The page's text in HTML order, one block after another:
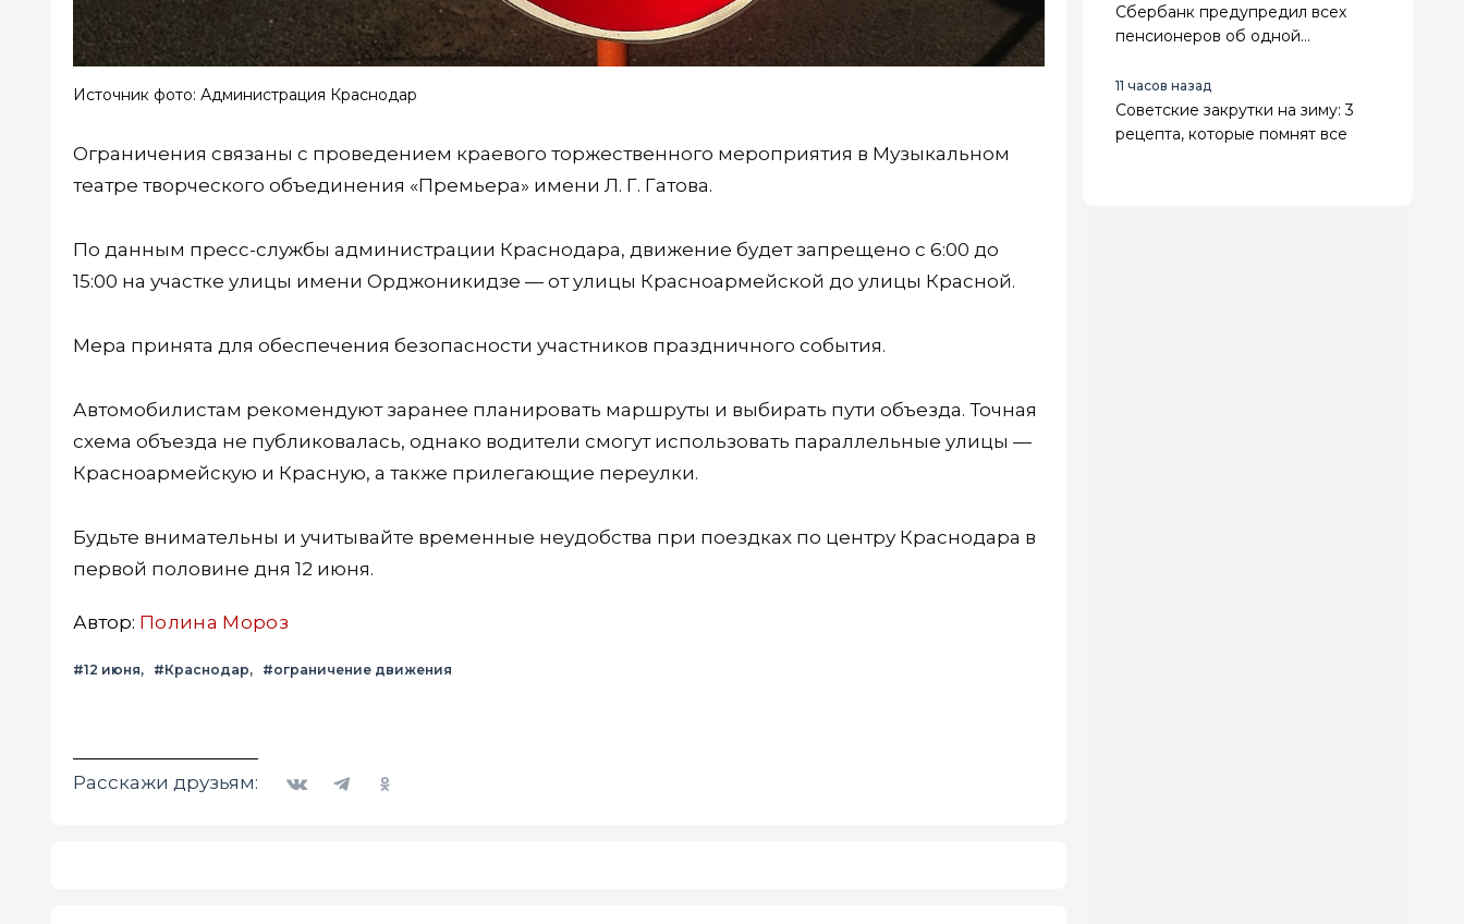
Источник фото: Администрация Краснодар
Ограничения связаны с проведением краевого торжественного мероприятия в Музыкальном
театре творческого объединения «Премьера» имени Л. Г. Гатова.
По данным пресс-службы администрации Краснодара, движение будет запрещено с 6:00 до
15:00 на участке улицы имени Орджоникидзе — от улицы Красноармейской до улицы Красной.
Мера принята для обеспечения безопасности участников праздничного события.
Автомобилистам рекомендуют заранее планировать маршруты и выбирать пути объезда. Точная
схема объезда не публиковалась, однако водители смогут использовать параллельные улицы —
Красноармейскую и Красную, а также прилегающие переулки.
Будьте внимательны и учитывайте временные неудобства при поездках по центру Краснодара в
первой половине дня 12 июня.
Автор: Полина Мороз
#12 июня #Краснодар #ограничение движения
Расскажи друзьям:
Сбербанк предупредил всех
пенсионеров об одной
банкомата
11 часов назад
Советские закрутки на зиму: 3
рецепта, которые помнят все